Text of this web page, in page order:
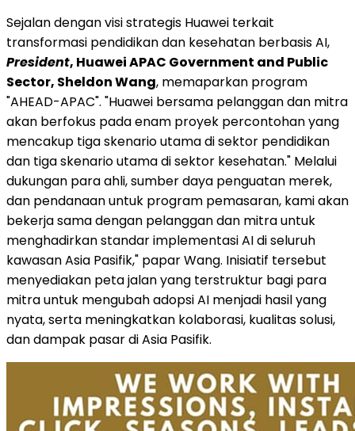
Sejalan dengan visi strategis Huawei terkait
transformasi pendidikan dan kesehatan berbasis AI,
President, Huawei APAC Government and Public
Sector, Sheldon Wang, memaparkan program
"AHEAD-APAC". "Huawei bersama pelanggan dan mitra
akan berfokus pada enam proyek percontohan yang
mencakup tiga skenario utama di sektor pendidikan
dan tiga skenario utama di sektor kesehatan." Melalui
dukungan para ahli, sumber daya penguatan merek,
dan pendanaan untuk program pemasaran, kami akan
bekerja sama dengan pelanggan dan mitra untuk
menghadirkan standar implementasi AI di seluruh
kawasan Asia Pasifik," papar Wang. Inisiatif tersebut
menyediakan peta jalan yang terstruktur bagi para
mitra untuk mengubah adopsi AI menjadi hasil yang
nyata, serta meningkatkan kolaborasi, kualitas solusi,
dan dampak pasar di Asia Pasifik.